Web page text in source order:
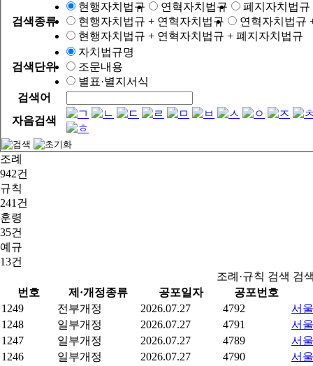
검색종류
현행자치법규 연혁자치법규
폐지자치법규
현행자치법규 + 연혁자치법규
연혁자치법규
현행자치법규 + 연혁자치법규 + 폐지자치법규
검색단위
자치법규명
조문내용
별표·별지서식
검색어
자음검색
조례
942건
규칙
241건
훈령
35건
예규
13건
조례·규칙 검색 검
번호
제·개정종류 공포일자
공포번호
1249
전부개정 2026.07.27 4792
서
1248
일부개정 2026.07.27 4791
서
1247
일부개정 2026.07.27 4789
서
1246
일부개정 2026.07.27 4790
서